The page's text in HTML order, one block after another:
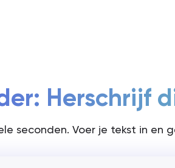
Herschrijf
seconden. Voer je tekst in en